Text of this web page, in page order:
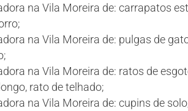
na Vila Moreira de: carrapatos
na Vila Moreira de: pulgas de
na Vila Moreira de: ratos de
rato de telhado;
na Vila Moreira de: cupins de